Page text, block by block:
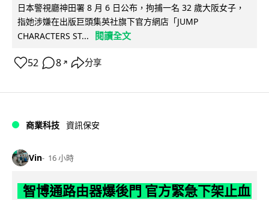
日本警視廳神田署 8 月 6 日公布，拘捕一名 32 歲大阪女子，
指她涉嫌在出版巨頭集英社旗下官方網店「JUMP
CHARACTERS ST...
閱讀全文
52 8 ↗ 分享
商業科技 資訊保安
Vin 16 小時
智博通路由器爆後門 官方緊急下架止血